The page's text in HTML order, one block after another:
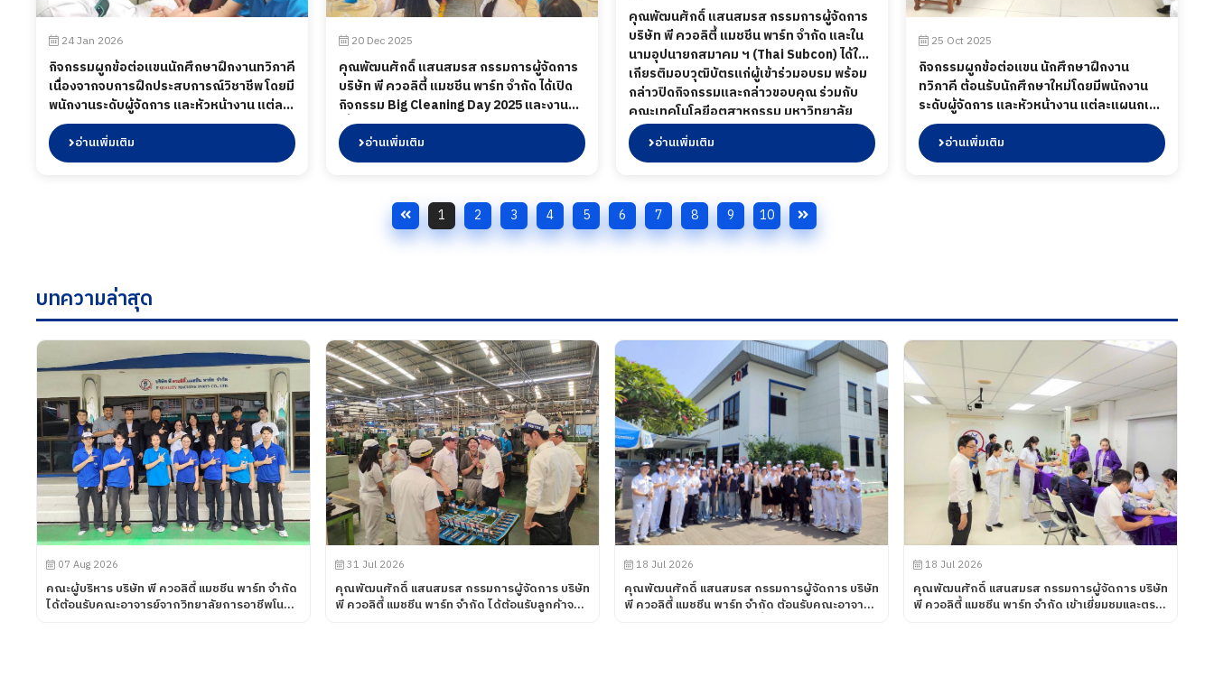
24 Jan 2026
กิจกรรมผูกข้อต่อแขนนักศึกษาฝึกงานทวิภาคี
เนื่องจากจบการฝึกประสบการณ์วิชาชีพ โดยมี
พนักงานระดับผู้จัดการ และหัวหน้างาน แต่ละ
แผนกเข้าร่วมกิจกรรมเพื่อผูกแขนกล่าวคำ
อวยพร และ แสดงความยินดีในการจบฝึก
ประสบการณ์ ร่วมถึงในกิจกรรมได้มีการเลี้ยง
อ่านเพิ่มเติม
20 Dec 2025
คุณพัฒนศักดิ์ แสนสมรส กรรมการผู้จัดการ
บริษัท พี ควอลิตี้ แมชชีน พาร์ท จำกัด ได้เปิด
กิจกรรม Big Cleaning Day 2025 และงาน
เลี้ยงขอบคุณพนักงาน พร้อมเป็นประธานใน
การจับฉลากของรางวัล และได้มีการเลี้ยง
อาหารกลางวันเพื่อเป็นการขอบคุณพนักงาน
อ่านเพิ่มเติม
คุณพัฒนศักดิ์ แสนสมรส กรรมการผู้จัดการ
บริษัท พี ควอลิตี้ แมชชีน พาร์ท จำกัด และใน
นามอุปนายกสมาคม ฯ (Thai Subcon) ได้ให้
เกียรติมอบวุฒิบัตรแก่ผู้เข้าร่วมอบรม พร้อม
กล่าวปิดกิจกรรมและกล่าวขอบคุณ ร่วมกับ
คณะเทคโนโลยีอุตสาหกรรม มหาวิทยาลัย
ราชภัฏราชนครินทร์ จัดฝึกอบรมหลักสูตร
“การประยุกต์ใช้โปรแกรมไมโครซอฟท์เอ็กเซล
ระดับกลาง“ ณ บริษัทโบลทแอนด์นัท อินดัสตรี้
อ่านเพิ่มเติม
25 Oct 2025
กิจกรรมผูกข้อต่อแขน นักศึกษาฝึกงาน
ทวิภาคี ต้อนรับนักศึกษาใหม่โดยมีพนักงาน
ระดับผู้จัดการ และหัวหน้างาน แต่ละแผนกเข้า
ร่วมกิจกรรมเพื่อผูกแขนกล่าวคำอวยพรและ
แสดงความคิดเห็นในการเข้าฝึกประสบการณ์
ร่วมถึงในกิจกรรมได้มีการเลี้ยงอาหารให้กับ
อ่านเพิ่มเติม
1 2 3 4 5 6 7 8 9 10
บทความล่าสุด
07 Aug 2026
คณะผู้บริหาร บริษัท พี ควอลิตี้ แมชชีน พาร์ท จำกัด
ได้ต้อนรับคณะอาจารย์จากวิทยาลัยการอาชีพโนน
31 Jul 2026
คุณพัฒนศักดิ์ แสนสมรส กรรมการผู้จัดการ บริษัท
พี ควอลิตี้ แมชชีน พาร์ท จำกัด ได้ต้อนรับลูกค้าจาก
18 Jul 2026
คุณพัฒนศักดิ์ แสนสมรส กรรมการผู้จัดการ บริษัท
พี ควอลิตี้ แมชชีน พาร์ท จำกัด ต้อนรับคณะอาจารย์
18 Jul 2026
คุณพัฒนศักดิ์ แสนสมรส กรรมการผู้จัดการ บริษัท
พี ควอลิตี้ แมชชีน พาร์ท จำกัด เข้าเยี่ยมชมและตรวจ